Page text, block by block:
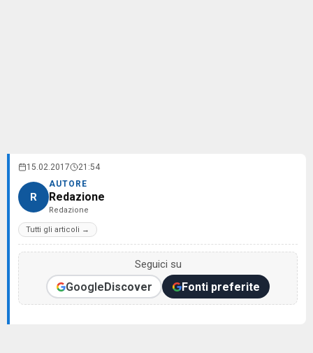
15.02.2017 21:54
R
AUTORE
Redazione
Redazione
Tutti gli articoli →
Seguici su
GoogleDiscover Fonti preferite